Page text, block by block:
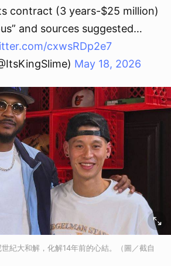
contract (3 years-$25 million)
and sources suggested…
cxwsRDp2e7
May 18, 2026
紀大和解，化解14年前的心結。（圖／截自